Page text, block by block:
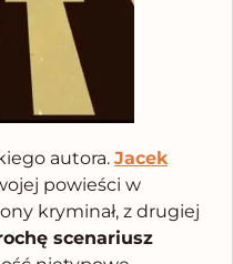
autora. Jacek
powieści w
kryminał, z drugiej
scenariusz